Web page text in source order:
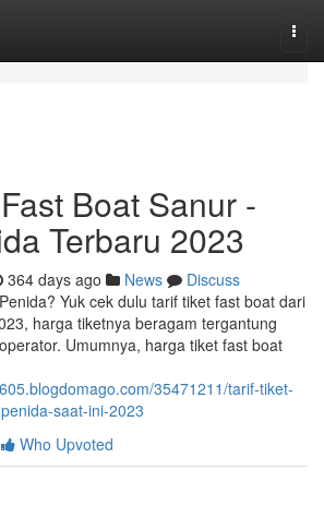
Boat Sanur -
Terbaru 2023
364 days ago News
Discuss
Yuk cek dulu tarif tiket fast boat dari
harga tiketnya beragam tergantung
Umumnya, harga tiket fast boat
35471211/tarif-tiket-
saat-ini-2023
Who Upvoted